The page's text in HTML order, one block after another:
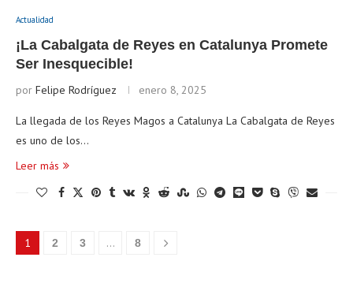
Actualidad
¡La Cabalgata de Reyes en Catalunya Promete
Ser Inesquecible!
por Felipe Rodríguez enero 8, 2025
La llegada de los Reyes Magos a Catalunya La Cabalgata de Reyes
es uno de los…
Leer más
1 2 3 … 8